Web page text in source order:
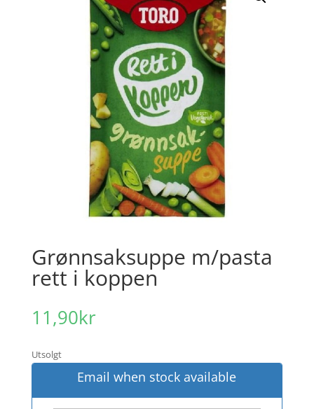
Grønnsaksuppe m/pasta
rett i koppen
11,90kr
Utsolgt
Email when stock available